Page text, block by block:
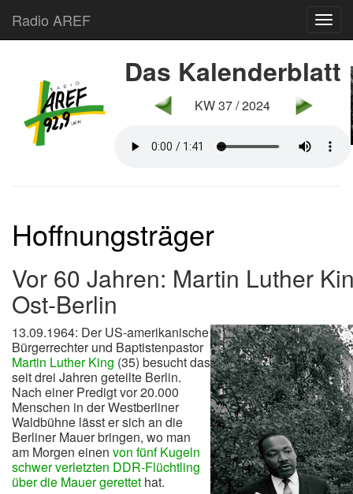
Radio AREF
Das Kalenderblatt
KW 37 / 2024
Hoffnungsträger
Vor 60 Jahren: Martin Luther
Ost-Berlin
13.09.1964: Der US-amerikanische
Bürgerrechter und Baptistenpastor
Martin Luther King (35) besucht das
seit drei Jahren geteilte Berlin.
Nach einer Predigt vor 20.000
Menschen in der Westberliner
Waldbühne lässt er sich an die
Berliner Mauer bringen, wo man
am Morgen einen von fünf Kugeln
schwer verletzten DDR-Flüchtling
über die Mauer gerettet hat.